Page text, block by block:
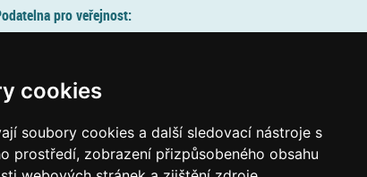
cookies
soubory cookies a další sledovací nástroje s
prostředí, zobrazení přizpůsobeného obsahu
pro veřejnost:
informací
podatelna: